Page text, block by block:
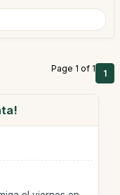
Page 1 of 1 1